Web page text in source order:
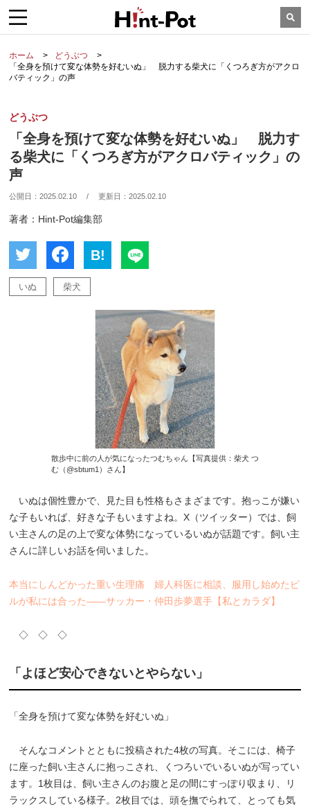
ホーム
どうぶつ
「全身を預けて変な体勢を好むいぬ」 脱力する柴犬に「くつろぎ方がアクロ
バティック」の声
どうぶつ
「全身を預けて変な体勢を好むいぬ」 脱力す
る柴犬に「くつろぎ方がアクロバティック」の
声
公開日：2025.02.10 / 更新日：2025.02.10
著者：Hint-Pot編集部
B!
いぬ 柴犬
散歩中に前の人が気になったつむちゃん【写真提供：柴犬 つ
む（@sbtum1）さん】
いぬは個性豊かで、見た目も性格もさまざまです。抱っこが嫌い
な子もいれば、好きな子もいますよね。X（ツイッター）では、飼
い主さんの足の上で変な体勢になっているいぬが話題です。飼い主
さんに詳しいお話を伺いました。
本当にしんどかった重い生理痛 婦人科医に相談、服用し始めたピ
ルが私には合った――サッカー・仲田歩夢選手【私とカラダ】
◇ ◇ ◇
「よほど安心できないとやらない」
「全身を預けて変な体勢を好むいぬ」
そんなコメントとともに投稿された4枚の写真。そこには、椅子
に座った飼い主さんに抱っこされ、くつろいでいるいぬが写ってい
ます。1枚目は、飼い主さんのお腹と足の間にすっぽり収まり、リ
ラックスしている様子。2枚目では、頭を撫でられて、とっても気